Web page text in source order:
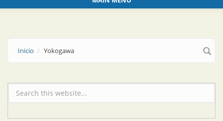
Inicio Yokogawa
Formulario de búsqueda